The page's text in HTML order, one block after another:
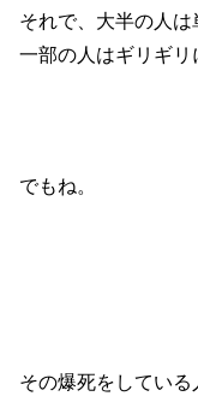
それで、大半の人は
一部の人はギリギリ
でもね。
その爆死をしている